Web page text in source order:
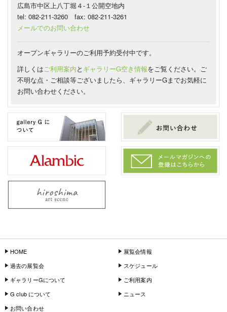
広島市中区上八丁堀４-１公開空地内
tel: 082-211-3260 fax: 082-211-3261
メールでのお問い合わせ
オープンギャラリーのご利用予約受付中です。
詳しくはご利用案内と ギャラリーG空き情報をご覧ください。ご
不明な点・ご相談等ございましたら、ギャラリーGまでお気軽に
お問い合わせください。
HOME
展覧会情報
過去の展覧会
スケジュール
ギャラリーGについて
ご利用案内
G club について
ニュース
お問い合わせ